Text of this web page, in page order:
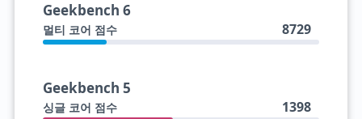
Geekbench 6
멀티 코어 점수 8729
Geekbench 5
싱글 코어 점수 1398